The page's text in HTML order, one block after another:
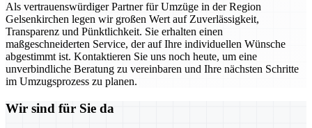
Als vertrauenswürdiger Partner für Umzüge in der Region
Gelsenkirchen legen wir großen Wert auf Zuverlässigkeit,
Transparenz und Pünktlichkeit. Sie erhalten einen
maßgeschneiderten Service, der auf Ihre individuellen Wünsche
abgestimmt ist. Kontaktieren Sie uns noch heute, um eine
unverbindliche Beratung zu vereinbaren und Ihre nächsten Schritte
im Umzugsprozess zu planen.
Wir sind für Sie da